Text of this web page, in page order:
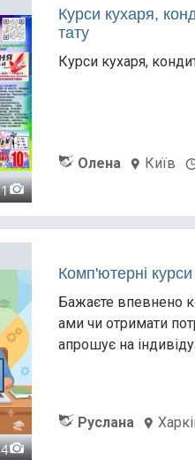
1
Курси кухаря,
тату
Курси кухаря,
Олена Київ
4
Комп'ютерні
Бажаєте впевнено
ами чи отримати
апрошує на
Руслана